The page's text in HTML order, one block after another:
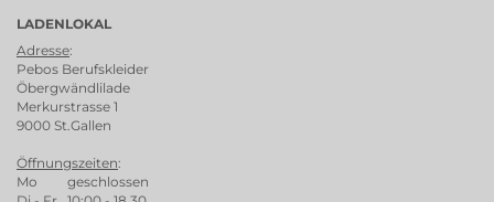
LADENLOKAL
Adresse:
Pebos Berufskleider
Öbergwändlilade
Merkurstrasse 1
9000 St.Gallen
Öffnungszeiten:
Mo geschlossen